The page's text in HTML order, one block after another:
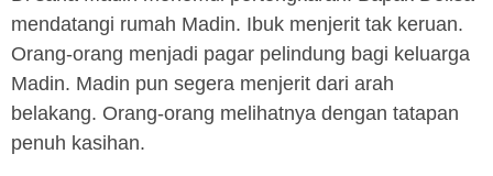
mendatangi rumah Madin. Ibuk menjerit tak keruan.
Orang-orang menjadi pagar pelindung bagi keluarga
Madin. Madin pun segera menjerit dari arah
belakang. Orang-orang melihatnya dengan tatapan
penuh kasihan.